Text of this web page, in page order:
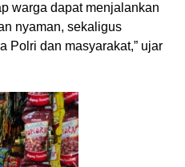
warga dapat menjalankan
nyaman, sekaligus
Polri dan masyarakat,” ujar